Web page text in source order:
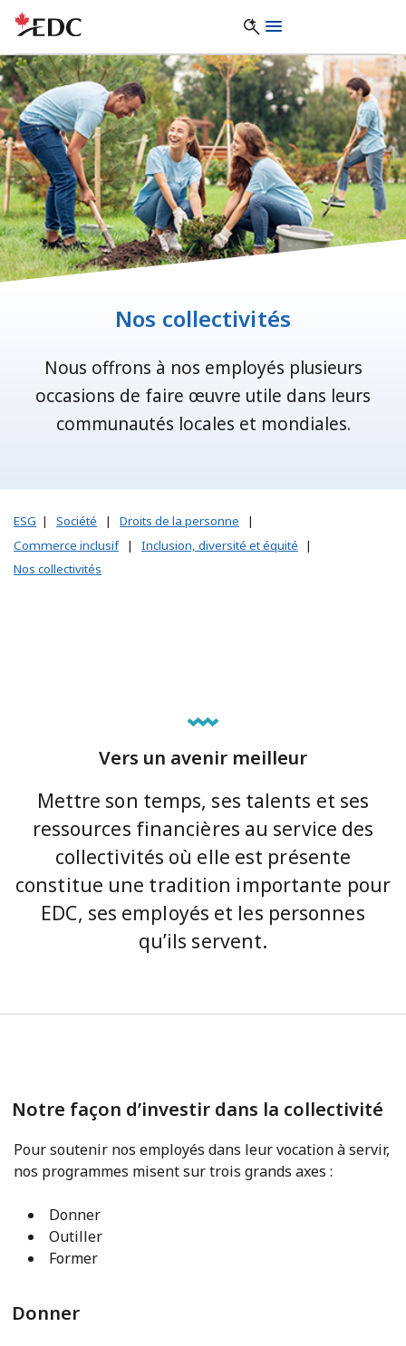
Nos collectivités
Nous offrons à nos employés plusieurs
occasions de faire œuvre utile dans leurs
communautés locales et mondiales.
ESG | Société | Droits de la personne |
Commerce inclusif| Inclusion, diversité et équité
|
Nos collectivités
Vers un avenir meilleur
Mettre son temps, ses talents et ses
ressources financières au service des
collectivités où elle est présente
constitue une tradition importante pour
EDC, ses employés et les personnes
qu’ils servent.
Notre façon d’investir dans la collectivité
Pour soutenir nos employés dans leur vocation à servir,
nos programmes misent sur trois grands axes :
Donner
Outiller
Former
Donner